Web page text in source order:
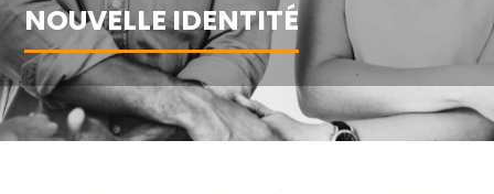
NOUVELLE IDENTITÉ